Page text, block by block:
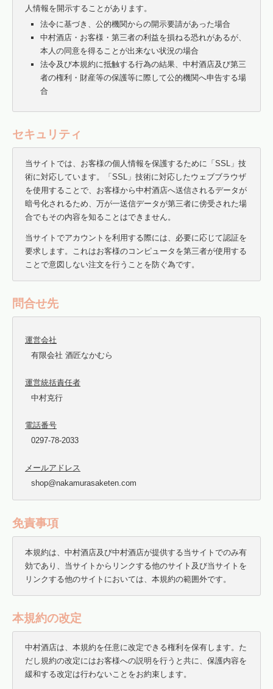
人情報を開示することがあります。
法令に基づき、公的機関からの開示要請があった場合
中村酒店・お客様・第三者の利益を損ねる恐れがあるが、
本人の同意を得ることが出来ない状況の場合
法令及び本規約に抵触する行為の結果、中村酒店及び第三
者の権利・財産等の保護等に際して公的機関へ申告する場
合
セキュリティ
当サイトでは、お客様の個人情報を保護するために「SSL」技
術に対応しています。「SSL」技術に対応したウェブブラウザ
を使用することで、お客様から中村酒店へ送信されるデータが
暗号化されるため、万が一送信データが第三者に傍受された場
合でもその内容を知ることはできません。
当サイトでアカウントを利用する際には、必要に応じて認証を
要求します。これはお客様のコンピュータを第三者が使用する
ことで意図しない注文を行うことを防ぐ為です。
問合せ先
運営会社
有限会社 酒匠なかむら
運営統括責任者
中村克行
電話番号
0297-78-2033
メールアドレス
shop@nakamurasaketen.com
免責事項
本規約は、中村酒店及び中村酒店が提供する当サイトでのみ有
効であり、当サイトからリンクする他のサイト及び当サイトを
リンクする他のサイトにおいては、本規約の範囲外です。
本規約の改定
中村酒店は、本規約を任意に改定できる権利を保有します。た
だし規約の改定にはお客様への説明を行うと共に、保護内容を
緩和する改定は行わないことをお約束します。